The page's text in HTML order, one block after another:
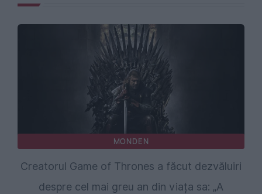
MONDEN
Creatorul Game of Thrones a făcut dezvăluiri
despre cel mai greu an din viața sa: „A